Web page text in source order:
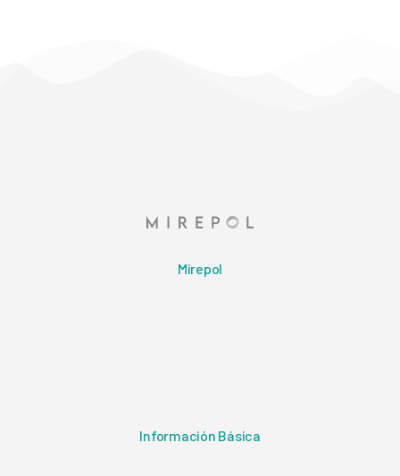
Mirepol
Información Básica